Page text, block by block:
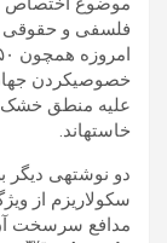
فلسفی و حقوقی
خصوصیکردن
عليه منطق خشک
خاستهاند.
دو نوشتهی ديگر
سکولاريزم از
مدافع سرسخت